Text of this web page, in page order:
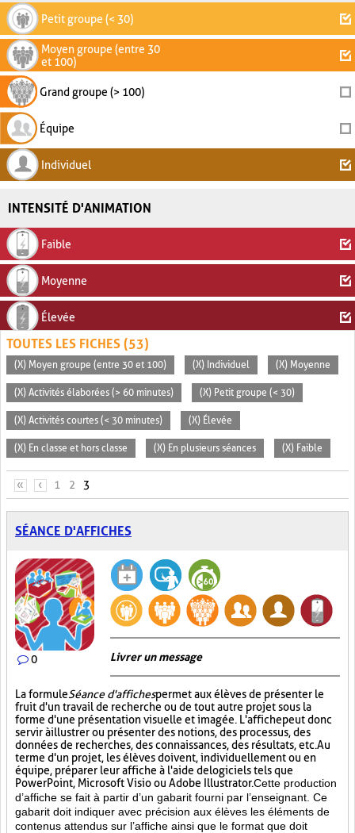
Petit groupe (< 30)
Moyen groupe (entre 30
et 100)
Grand groupe (> 100)
Équipe
Individuel
INTENSITÉ D'ANIMATION
Faible
Moyenne
Élevée
TOUTES LES FICHES (53)
(X) Moyen groupe (entre 30 et 100) (X) Individuel (X) Moyenne
(X) Activités élaborées (> 60 minutes) (X) Petit groupe (< 30)
(X) Activités courtes (< 30 minutes) (X) Élevée
(X) En classe et hors classe (X) En plusieurs séances (X) Faible
PAGES
« ‹ 1 2 3
SÉANCE D'AFFICHES
0 Livrer un message
La formuleSéance d'affichespermet aux élèves de présenter le
fruit d'un travail de recherche ou de tout autre projet sous la
forme d'une présentation visuelle et imagée. L'affichepeut donc
servir à illustrer ou présenter des notions, des processus, des
données de recherches, des connaissances, des résultats, etc. Au
terme d'un projet, les élèves doivent, individuellement ou en
équipe, préparer leur affiche à l'aide de logiciels tels que
PowerPoint, Microsoft Visio ou Adobe Illustrator.Cette production
d’affiche se fait à partir d’un gabarit fourni par l’enseignant. Ce
gabarit doit indiquer avec précision aux élèves les éléments de
contenus attendus sur l’affiche ainsi que le format que doit